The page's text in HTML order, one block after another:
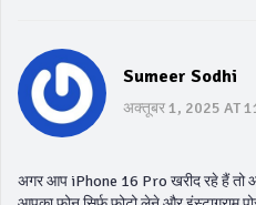
Sumeer Sodhi
अक्तूबर 1, 2025 AT
अगर आप iPhone 16 Pro खरीद रहे हैं तो